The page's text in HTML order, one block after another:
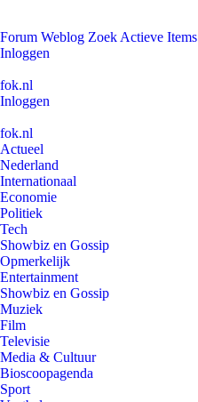
Forum Weblog Zoek Actieve Items
Inloggen
fok.nl
Inloggen
fok.nl
Actueel
Nederland
Internationaal
Economie
Politiek
Tech
Showbiz en Gossip
Opmerkelijk
Entertainment
Showbiz en Gossip
Muziek
Film
Televisie
Media & Cultuur
Bioscoopagenda
Sport